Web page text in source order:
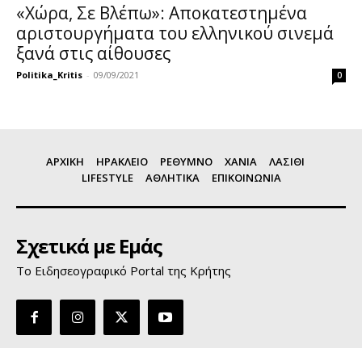
«Χώρα, Σε Βλέπω»: Αποκατεστημένα
αριστουργήματα του ελληνικού σινεμά
ξανά στις αίθουσες
Politika_Kritis - 09/09/2021 0
ΑΡΧΙΚΗ ΗΡΑΚΛΕΙΟ ΡΕΘΥΜΝΟ ΧΑΝΙΑ
ΛΑΣΙΘΙ
LIFESTYLE
ΑΘΛΗΤΙΚΑ ΕΠΙΚΟΙΝΩΝΙΑ
Σχετικά με Εμάς
Το Ειδησεογραφικό Portal της Κρήτης